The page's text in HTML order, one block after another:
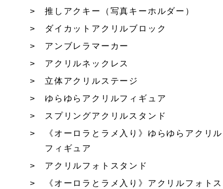
推しアクキー（写真キーホルダー）
ダイカットアクリルブロック
アンブレラマーカー
アクリルネックレス
立体アクリルステージ
ゆらゆらアクリルフィギュア
スプリングアクリルスタンド
《オーロラとラメ入り》ゆらゆらアクリル
フィギュア
アクリルフォトスタンド
《オーロラとラメ入り》アクリルフォトス